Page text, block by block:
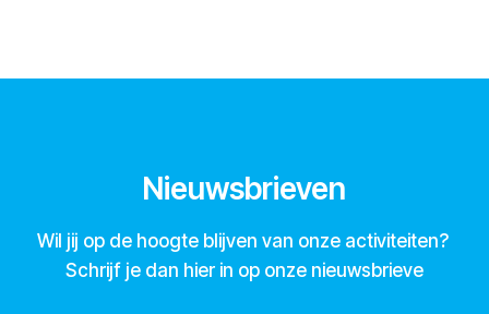
Nieuwsbrieven
Wil jij op de hoogte blijven van onze activiteiten?
Schrijf je dan hier in op onze nieuwsbrieve